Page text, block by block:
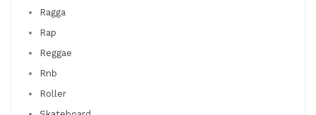
Ragga
Rap
Reggae
Rnb
Roller